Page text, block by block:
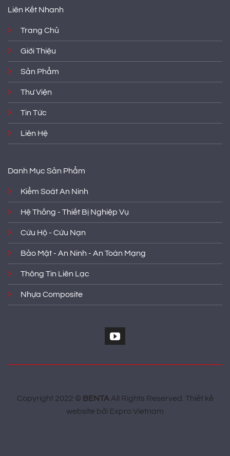
Liên Kết Nhanh
Trang Chủ
Giới Thiệu
Sản Phẩm
Thư Viện
Tin Tức
Liên Hệ
Danh Mục Sản Phẩm
Kiểm Soát An Ninh
Hệ Thống - Thiết Bị Nghiệp Vụ
Cứu Hộ - Cứu Nạn
Bảo Mật - An Ninh - An Toàn Mạng
Thông Tin Liên Lạc
Nhựa Composite
Copyright 2022 © BENTAAll Rights Reserved. Thiết kế
website bởi Expro Vietnam